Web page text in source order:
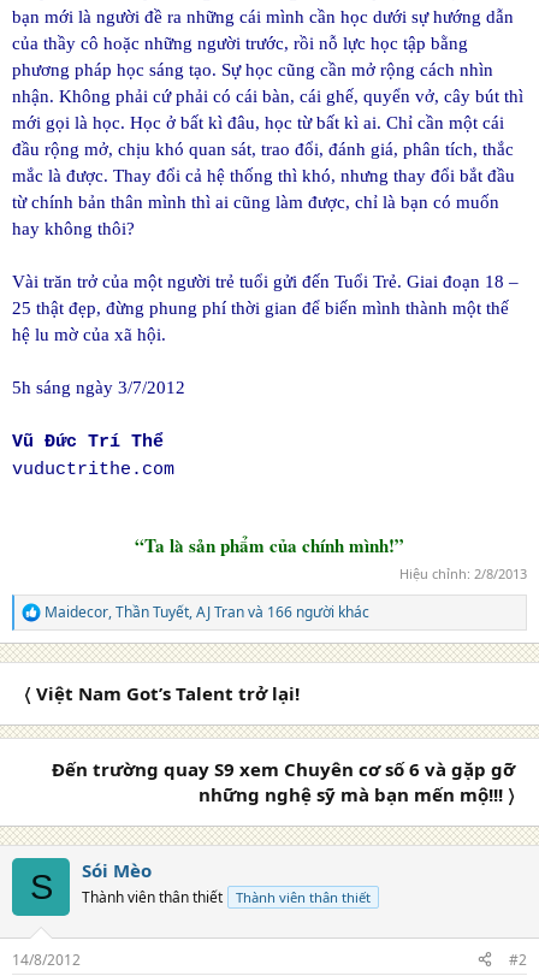
bạn mới là người đề ra những cái mình cần học dưới sự hướng dẫn
của thầy cô hoặc những người trước, rồi nỗ lực học tập bằng
phương pháp học sáng tạo. Sự học cũng cần mở rộng cách nhìn
nhận. Không phải cứ phải có cái bàn, cái ghế, quyển vở, cây bút thì
mới gọi là học. Học ở bất kì đâu, học từ bất kì ai. Chỉ cần một cái
đầu rộng mở, chịu khó quan sát, trao đổi, đánh giá, phân tích, thắc
mắc là được. Thay đổi cả hệ thống thì khó, nhưng thay đổi bắt đầu
từ chính bản thân mình thì ai cũng làm được, chỉ là bạn có muốn
hay không thôi?
Vài trăn trở của một người trẻ tuổi gửi đến Tuổi Trẻ. Giai đoạn 18 –
25 thật đẹp, đừng phung phí thời gian để biến mình thành một thế
hệ lu mờ của xã hội.
5h sáng ngày 3/7/2012
Vũ Đức Trí Thể
vuductrithe.com
“Ta là sản phẩm của chính mình!”
Hiệu chỉnh: 2/8/2013
R
e
a
o
Maidecor,Thần Tuyết,AJ Tranvà 166 người khác
〈 Việt Nam Got’s Talent trở lại!
Đến trường quay S9 xem Chuyên cơ số 6 và gặp gỡ
những nghệ sỹ mà bạn mến mộ!!! 〉
S Sói Mèo
Thành viên thân thiết Thành viên thân thiết
14/8/2012 #2